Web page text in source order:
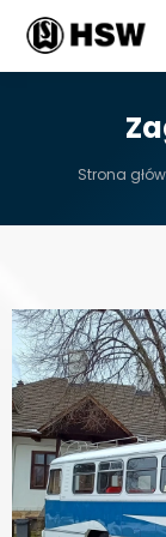
Strona